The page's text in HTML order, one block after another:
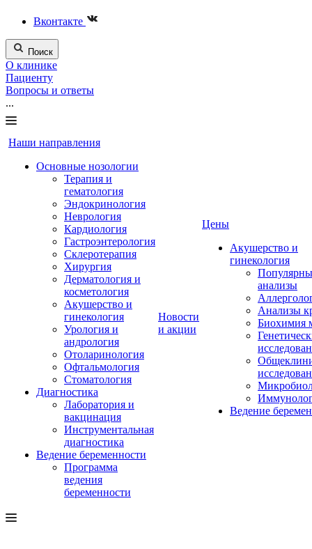
Вконтакте
Поиск
О клинике
Пациенту
Вопросы и ответы
...
Наши направления
Основные нозологии
Терапия и
гематология
Эндокринология
Неврология
Кардиология
Гастроэнтерология
Склеротерапия
Хирургия
Дерматология и
косметология
Акушерство и
гинекология
Урология и
андрология
Отоларинология
Офтальмология
Стоматология
Диагностика
Лаборатория и
вакцинация
Инструментальная
диагностика
Ведение беременности
Программа
ведения
беременности
Новости
и акции
Цены
Акушерство и
гинекология
анализы
Анализы
Биохимия
Ведение